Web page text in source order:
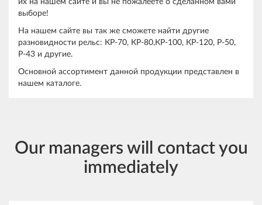
выборе!
На нашем сайте вы так же сможете найти другие
разновидности рельс: КР-70, КР-80,КР-100, КР-120, Р-50,
Р-43 и другие.
Основной ассортимент данной продукции представлен в
нашем каталоге.
Our managers will contact you
immediately